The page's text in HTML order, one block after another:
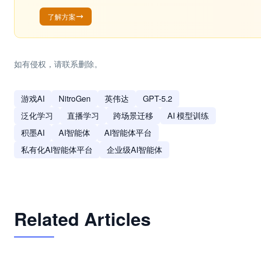
了解方案
如有侵权，请联系删除。
游戏AI NitroGen 英伟达
GPT-5.2
泛化学习
直播学习 跨场景迁移
AI 模型训练
积墨AI
AI智能体
AI智能体平台
私有化AI智能体平台
企业级AI智能体
Related Articles